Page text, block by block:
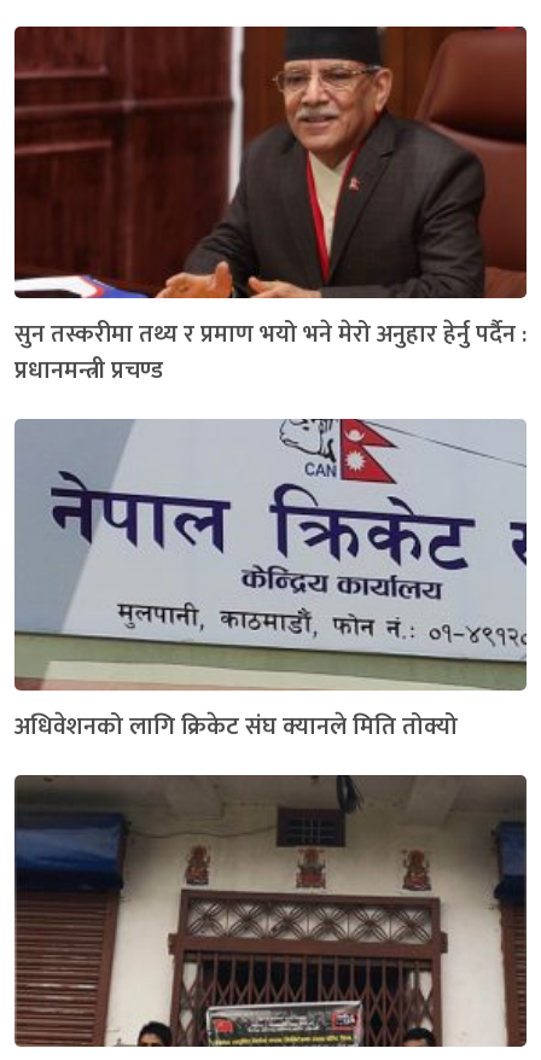
सुन तस्करीमा तथ्य र प्रमाण भयो भने मेरो अनुहार हेर्नु पर्दैन :
प्रधानमन्त्री प्रचण्ड
अधिवेशनको लागि क्रिकेट संघ क्यानले मिति तोक्यो